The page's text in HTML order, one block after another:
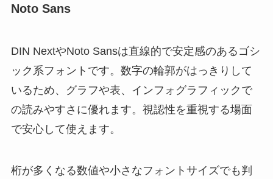
Noto Sans
DIN NextやNoto Sansは直線的で安定感のあるゴシ
ック系フォントです。数字の輪郭がはっきりして
いるため、グラフや表、インフォグラフィックで
の読みやすさに優れます。視認性を重視する場面
で安心して使えます。
桁が多くなる数値や小さなフォントサイズでも判